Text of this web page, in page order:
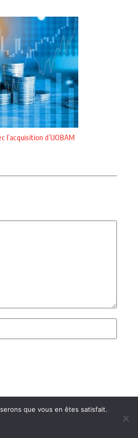
l’acquisition d’UOBAM
que vous en êtes satisfait.